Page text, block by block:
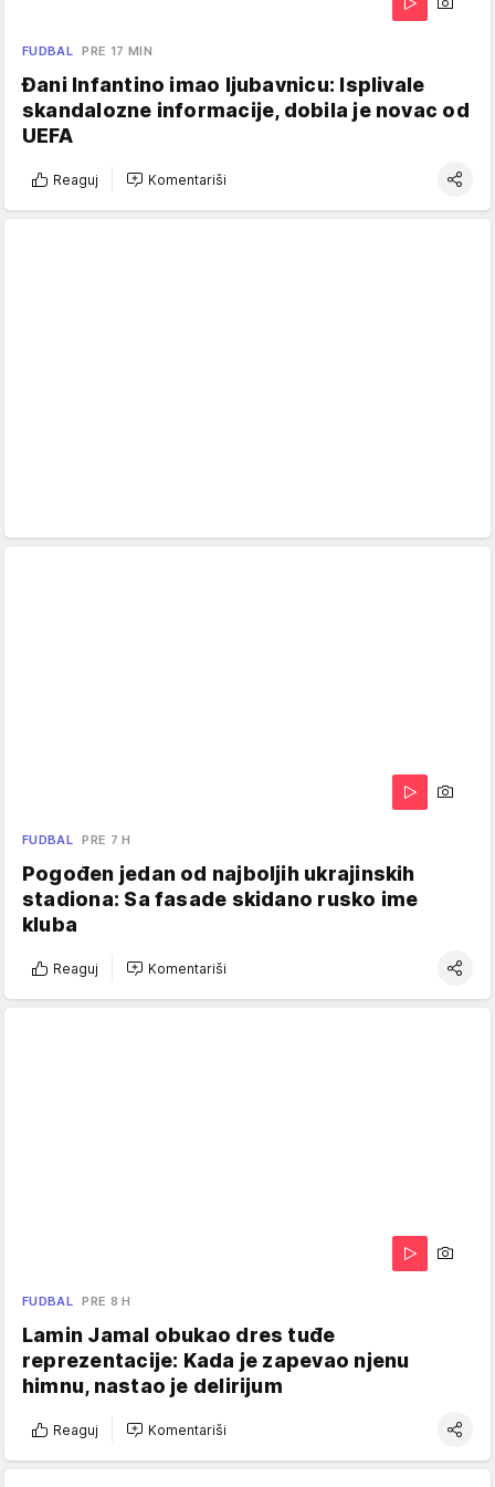
FUDBAL PRE 17 MIN
Đani Infantino imao ljubavnicu: Isplivale
skandalozne informacije, dobila je novac od
UEFA
Reaguj Komentariši
FUDBAL PRE 7 H
Pogođen jedan od najboljih ukrajinskih
stadiona: Sa fasade skidano rusko ime
kluba
Reaguj Komentariši
FUDBAL PRE 8 H
Lamin Jamal obukao dres tuđe
reprezentacije: Kada je zapevao njenu
himnu, nastao je delirijum
Reaguj Komentariši